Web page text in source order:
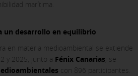
marítima.
un desarrollo en equilibrio
en materia medioambiental se extiende
y 2025, junto a Fénix Canarias, se
con 896 participantes.